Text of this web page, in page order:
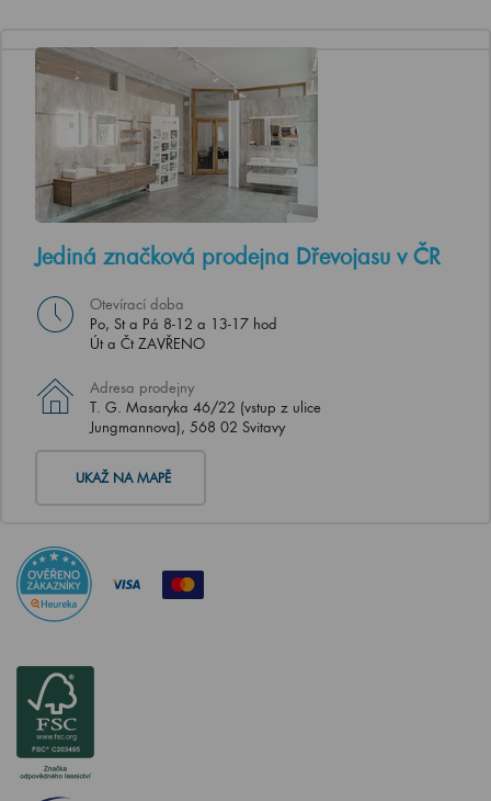
Jediná značková prodejna Dřevojasu v ČR
Otevírací doba
Po, St a Pá 8-12 a 13-17 hod
Út a Čt ZAVŘENO
Adresa prodejny
T. G. Masaryka 46/22 (vstup z ulice
Jungmannova), 568 02 Svitavy
UKAŽ NA MAPĚ